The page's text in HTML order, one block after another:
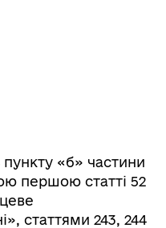
«б» частини
першою статті 52
статтями 243, 244